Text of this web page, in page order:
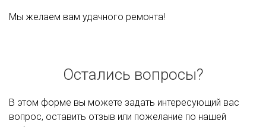
Мы желаем вам удачного ремонта!
Остались вопросы?
В этом форме вы можете задать интересующий вас
вопрос, оставить отзыв или пожелание по нашей